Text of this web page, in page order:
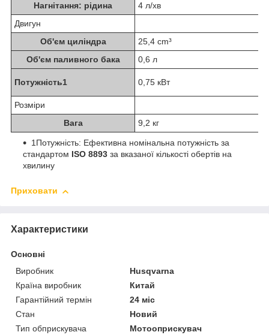
Нагнітання: рідина
4 л/хв
Двигун
Об'єм циліндра
25,4 cm³
Об'єм паливного бака
0,6 л
Потужність1 0,75 кВт
Розміри
Вага
9,2 кг
1Потужність: Ефективна номінальна потужність за
стандартом ISO 8893 за вказаної кількості обертів на
хвилину
Приховати
Характеристики
Основні
Виробник
Husqvarna
Країна виробник
Китай
Гарантійний термін
24 міс
Стан
Новий
Тип обприскувача
Мотооприскувач